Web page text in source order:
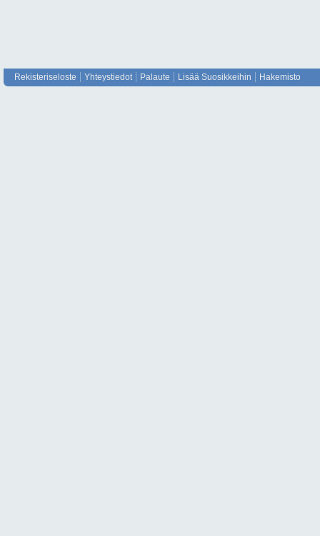
Rekisteriseloste Yhteystiedot Palaute Lisää Suosikkeihin Hakemisto